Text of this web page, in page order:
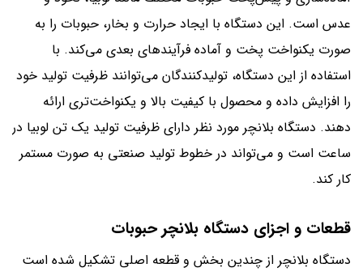
عدس است. این دستگاه با ایجاد حرارت و بخار، حبوبات را به
صورت یکنواخت پخت و آماده فرآیندهای بعدی می‌کند. با
استفاده از این دستگاه، تولیدکنندگان می‌توانند ظرفیت تولید خود
را افزایش داده و محصول با کیفیت بالا و یکنواخت‌تری ارائه
دهند. دستگاه بلانچر مورد نظر دارای ظرفیت تولید یک تن لوبیا در
ساعت است و می‌تواند در خطوط تولید صنعتی به صورت مستمر
کار کند.
قطعات و اجزای دستگاه بلانچر حبوبات
دستگاه بلانچر از چندین بخش و قطعه اصلی تشکیل شده است